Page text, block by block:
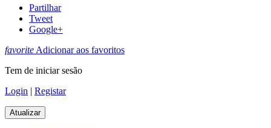
Partilhar
Tweet
Google+
favoriteAdicionar aos favoritos
Tem de iniciar sesão
Login | Registar